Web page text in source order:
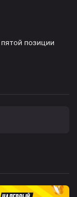
позиции